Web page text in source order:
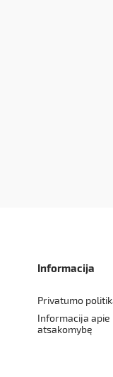
Informacija
Privatumo
Informacija apie
atsakomybę